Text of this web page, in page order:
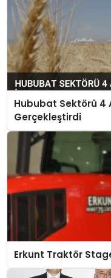
Hububat Sektörü 4
Gerçekleştirdi
Erkunt Traktör